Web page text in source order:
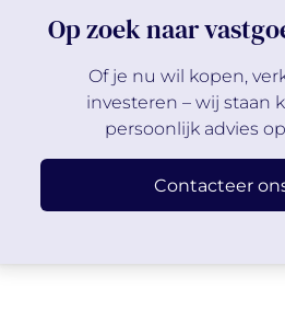
Op zoek naar
Of je nu wil kopen,
investeren – wij staan
persoonlijk advies
Contacteer